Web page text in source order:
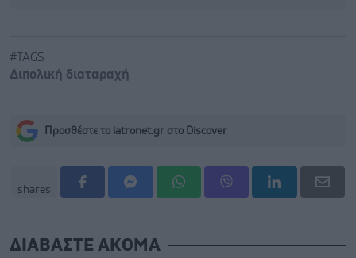
#TAGS
Διπολική διαταραχή
Προσθέστε το iatronet.gr στο Discover
shares
ΔΙΑΒΑΣΤΕ ΑΚΟΜΑ